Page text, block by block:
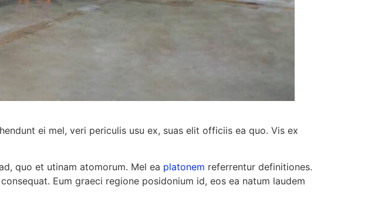
ei mel, veri periculis usu ex, suas elit officiis ea quo. Vis ex
quo et utinam atomorum. Mel ea platonem referrentur definitiones.
Eum graeci regione posidonium id, eos ea natum laudem